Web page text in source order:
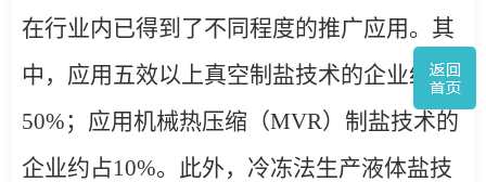
在行业内已得到了不同程度的推广应用。其
中，应用五效以上真空制盐技术的企业约占
50%；应用机械热压缩（MVR）制盐技术的
企业约占10%。此外，冷冻法生产液体盐技